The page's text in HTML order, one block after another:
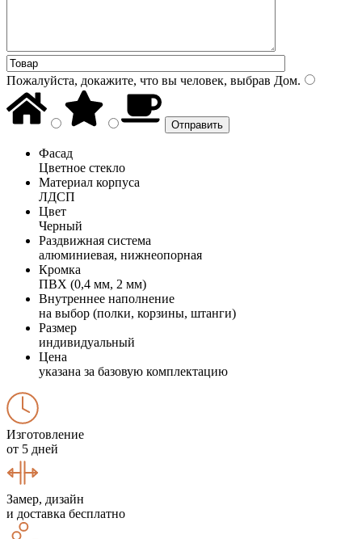
Пожалуйста, докажите, что вы человек, выбрав Дом.
Фасад
Цветное стекло
Материал корпуса
ЛДСП
Цвет
Черный
Раздвижная система
алюминиевая, нижнеопорная
Кромка
ПВХ (0,4 мм, 2 мм)
Внутреннее наполнение
на выбор (полки, корзины, штанги)
Размер
индивидуальный
Цена
указана за базовую комплектацию
Изготовление
от 5 дней
Замер, дизайн
и доставка бесплатно